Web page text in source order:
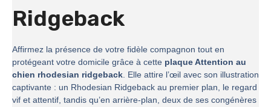
Ridgeback
Affirmez la présence de votre fidèle compagnon tout en
protégeant votre domicile grâce à cette plaque Attention au
chien rhodesian ridgeback. Elle attire l’œil avec son illustration
captivante : un Rhodesian Ridgeback au premier plan, le regard
vif et attentif, tandis qu’en arrière-plan, deux de ses congénères